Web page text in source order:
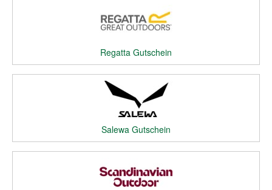
Regatta Gutschein
Salewa Gutschein